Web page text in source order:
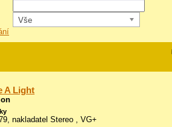
Vše
A Light
nakladatel Stereo , VG+